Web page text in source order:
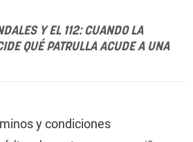
Y EL 112: CUANDO LA
QUÉ PATRULLA ACUDE A UNA
y condiciones